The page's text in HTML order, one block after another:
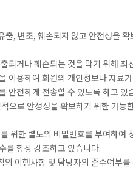
, 변조, 훼손되지 않고 안전성을
되거나 훼손되는 것을 막기 위해 최
이용하여 회원의 개인정보나 자료
안전하게 전송할 수 있도록 하고 있
으로 안정성을 확보하기 위한 가능
위한 별도의 비밀번호를 부여하여
를 항상 강조하고 있습니다.
이행사항 및 담당자의 준수여부